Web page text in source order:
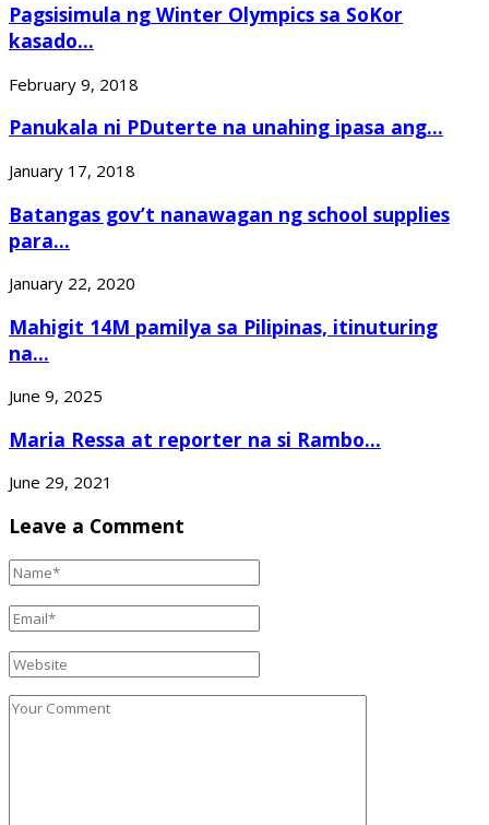
Pagsisimula ng Winter Olympics sa SoKor
kasado...
February 9, 2018
Panukala ni PDuterte na unahing ipasa ang...
January 17, 2018
Batangas gov’t nanawagan ng school supplies
para...
January 22, 2020
Mahigit 14M pamilya sa Pilipinas, itinuturing
na...
June 9, 2025
Maria Ressa at reporter na si Rambo...
June 29, 2021
Leave a Comment